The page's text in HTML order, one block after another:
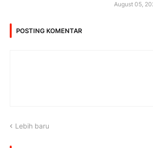
August 05,
POSTING KOMENTAR
Lebih baru